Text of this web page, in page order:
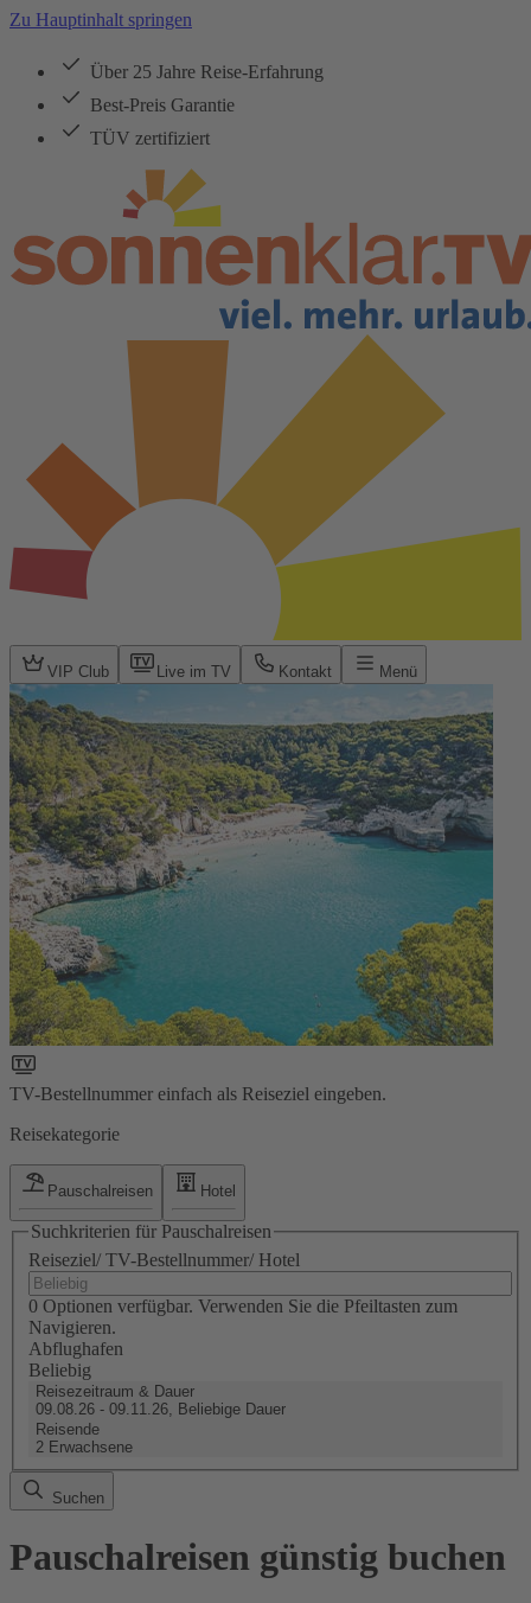
Zu Hauptinhalt springen
Über 25 Jahre Reise-Erfahrung
Best-Preis Garantie
TÜV zertifiziert
VIP Club Live im TV Kontakt Menü
TV-Bestellnummer einfach als Reiseziel eingeben.
Reisekategorie
Pauschalreisen Hotel
Suchkriterien für Pauschalreisen
Reiseziel/ TV-Bestellnummer/ Hotel
0 Optionen verfügbar. Verwenden Sie die Pfeiltasten zum
Navigieren.
Abflughafen
Beliebig
Reisezeitraum & Dauer
09.08.26 - 09.11.26, Beliebige Dauer
Reisende
2 Erwachsene
Suchen
Pauschalreisen günstig buchen